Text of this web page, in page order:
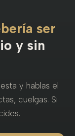
ser
y sin
y hablas el
cuelgas. Si